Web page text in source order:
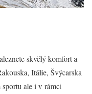
skvělý komfort a
Itálie, Švýcarska
ale i v rámci